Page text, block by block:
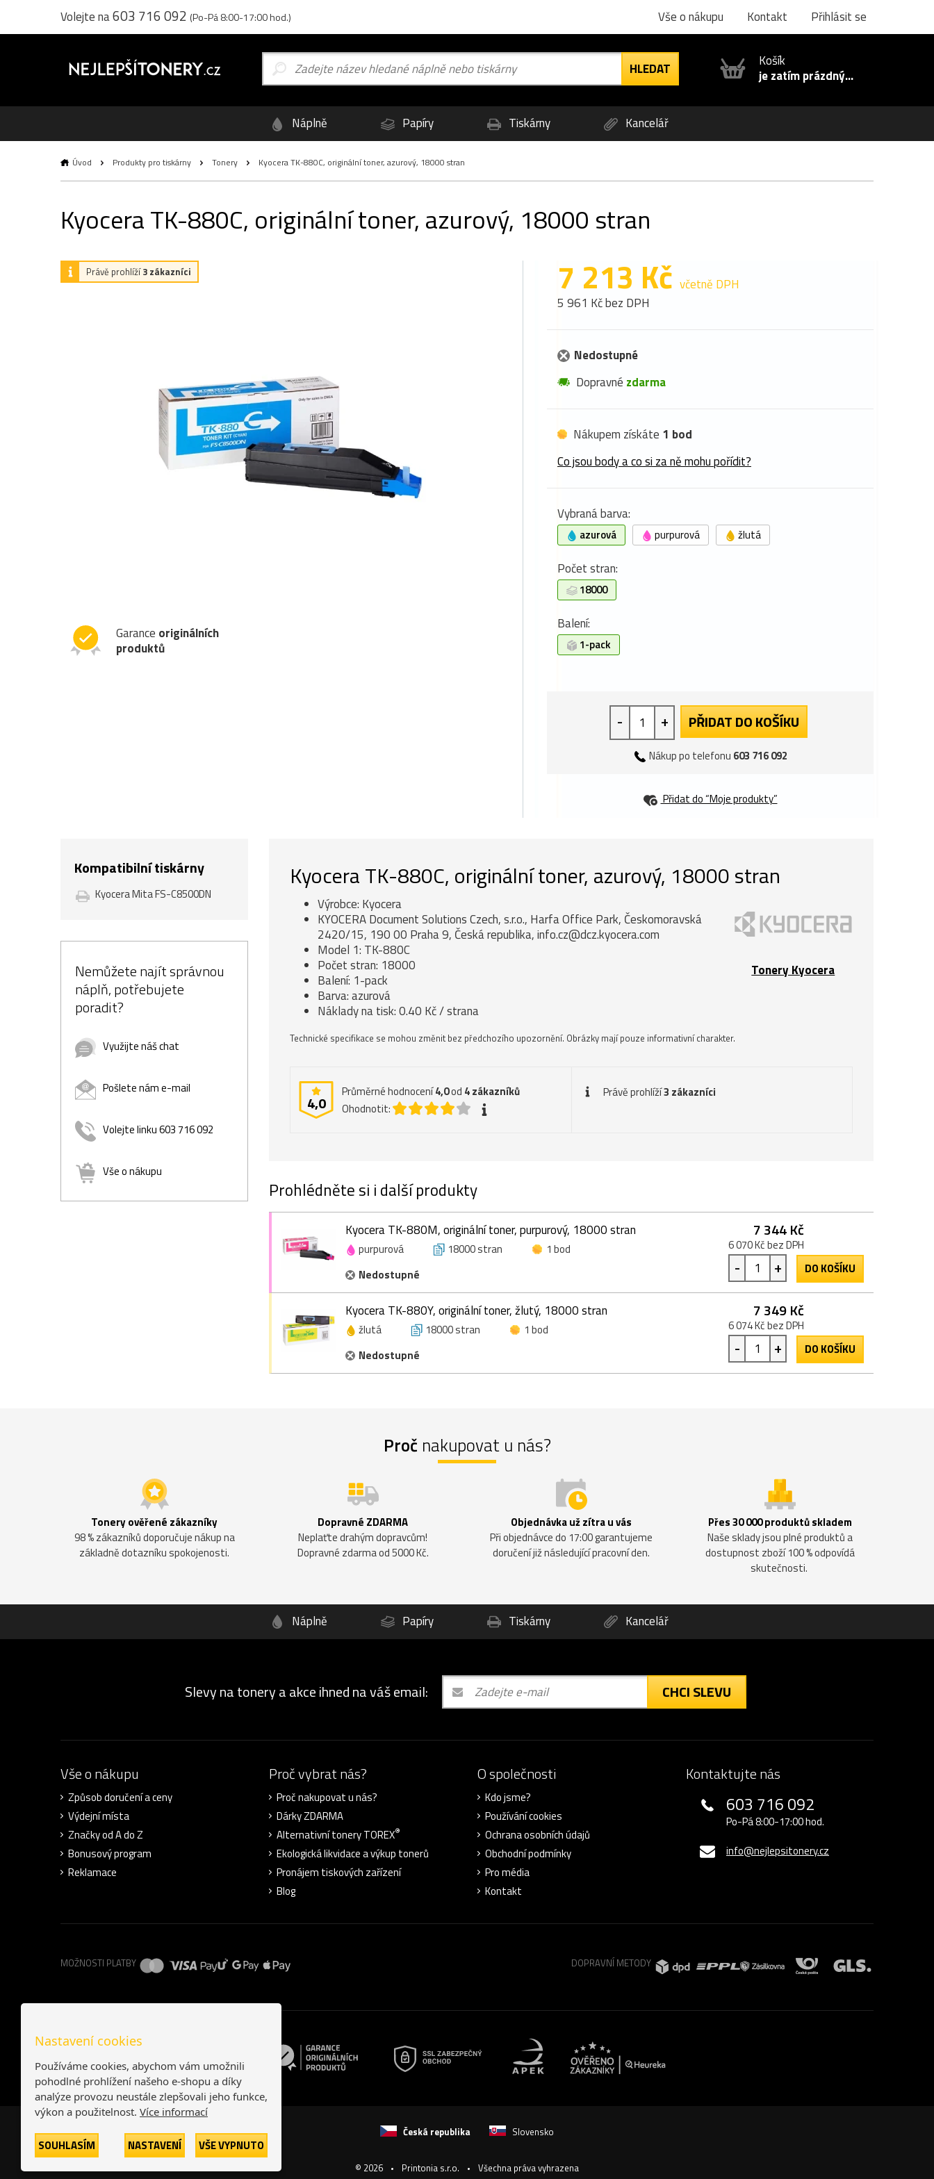
Volejte na603 716 092 (Po-Pá 8:00-17:00 hod.) Vše o nákupu Kontakt Přihlásit se
Košík
je zatím prázdný...
Náplně Papíry Tiskárny Kancelář
Úvod Produkty pro tiskárny Tonery Kyocera TK-880C, originální toner, azurový, 18000 stran
Kyocera TK-880C, originální toner, azurový, 18000 stran
Právě prohlíží3 zákazníci
Garance originálních
produktů
7 213 Kč včetně DPH
5 961 Kč bez DPH
Nedostupné
Dopravné zdarma
Nákupem získáte 1 bod
Co jsou body a co si za ně mohu pořídit?
Vybraná barva:
azurová purpurová žlutá
Počet stran:
18000
Balení:
1-pack
- + PŘIDAT DO KOŠÍKU
Nákup po telefonu 603 716 092
Přidat do “Moje produkty”
Kompatibilní tiskárny
Kyocera Mita FS-C8500DN
Nemůžete najít správnou
náplň, potřebujete
poradit?
Využijte náš chat
Pošlete nám e-mail
Volejte linku 603 716 092
Vše o nákupu
Kyocera TK-880C, originální toner, azurový, 18000 stran
Tonery Kyocera
Výrobce: Kyocera
KYOCERA Document Solutions Czech, s.r.o., Harfa Office Park, Českomoravská
2420/15, 190 00 Praha 9, Česká republika, info.cz@dcz.kyocera.com
Model 1: TK-880C
Počet stran: 18000
Balení: 1-pack
Barva: azurová
Náklady na tisk: 0.40 Kč / strana
Technické specifikace se mohou změnit bez předchozího upozornění. Obrázky mají pouze informativní charakter.
4,0
Průměrné hodnocení4,0od 4zákazníků
Ohodnotit:
Právě prohlíží3 zákazníci
Prohlédněte si i další produkty
Kyocera TK-880M, originální toner, purpurový, 18000 stran
purpurová 18000 stran
1 bod
Nedostupné
7 344 Kč
6 070 Kč bez DPH
- + DO KOŠÍKU
Kyocera TK-880Y, originální toner, žlutý, 18000 stran
žlutá 18000 stran
1 bod
Nedostupné
7 349 Kč
6 074 Kč bez DPH
- + DO KOŠÍKU
Proč nakupovat u nás?
Tonery ověřené zákazníky
98 % zákazníků doporučuje nákup na
základně dotazníku spokojenosti.
Dopravné ZDARMA
Neplaťte drahým dopravcům!
Dopravné zdarma od 5000 Kč.
Objednávka už zítra u vás
Při objednávce do 17:00 garantujeme
doručení již následující pracovní den.
Přes 30 000 produktů skladem
Naše sklady jsou plné produktů a
dostupnost zboží 100 % odpovídá
skutečnosti.
Náplně Papíry Tiskárny Kancelář
Slevy na tonery a akce ihned na váš email: CHCI SLEVU
Vše o nákupu
Způsob doručení a ceny
Výdejní místa
Značky od A do Z
Bonusový program
Reklamace
Proč vybrat nás?
Proč nakupovat u nás?
Dárky ZDARMA
Alternativní tonery TOREX®
Ekologická likvidace a výkup tonerů
Pronájem tiskových zařízení
Blog
O společnosti
Kdo jsme?
Používání cookies
Ochrana osobních údajů
Obchodní podmínky
Pro média
Kontakt
Kontaktujte nás
603 716 092
Po-Pá 8:00-17:00 hod.
info@nejlepsitonery.cz
MOŽNOSTI PLATBY DOPRAVNÍ METODY
Česká republika Slovensko
© 2026 Printonia s.r.o. Všechna práva vyhrazena
Nastavení cookies
Používáme cookies, abychom vám umožnili
pohodlné prohlížení našeho e-shopu a díky
analýze provozu neustále zlepšovali jeho funkce,
výkon a použitelnost. Více informací
SOUHLASÍM NASTAVENÍ VŠE VYPNUTO